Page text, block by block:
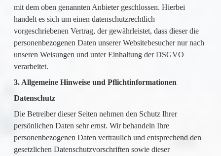
mit dem oben genannten Anbieter geschlossen. Hierbei
handelt es sich um einen datenschutzrechtlich
vorgeschriebenen Vertrag, der gewährleistet, dass dieser die
personenbezogenen Daten unserer Websitebesucher nur nach
unseren Weisungen und unter Einhaltung der DSGVO
verarbeitet.
3. Allgemeine Hinweise und Pflichtinformationen
Datenschutz
Die Betreiber dieser Seiten nehmen den Schutz Ihrer
persönlichen Daten sehr ernst. Wir behandeln Ihre
personenbezogenen Daten vertraulich und entsprechend den
gesetzlichen Datenschutzvorschriften sowie dieser